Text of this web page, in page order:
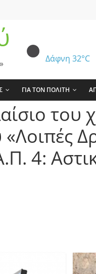
Δάφνη 32°C
ΓΙΑ ΤΟΝ ΠΟΛΙΤΗ
του
4: